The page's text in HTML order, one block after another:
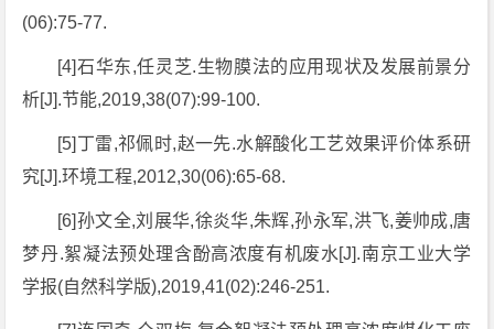
(06):75-77.
[4]石华东,任灵芝.生物膜法的应用现状及发展前景分
析[J].节能,2019,38(07):99-100.
[5]丁雷,祁佩时,赵一先.水解酸化工艺效果评价体系研
究[J].环境工程,2012,30(06):65-68.
[6]孙文全,刘展华,徐炎华,朱辉,孙永军,洪飞,姜帅成,唐
梦丹.絮凝法预处理含酚高浓度有机废水[J].南京工业大学
学报(自然科学版),2019,41(02):246-251.